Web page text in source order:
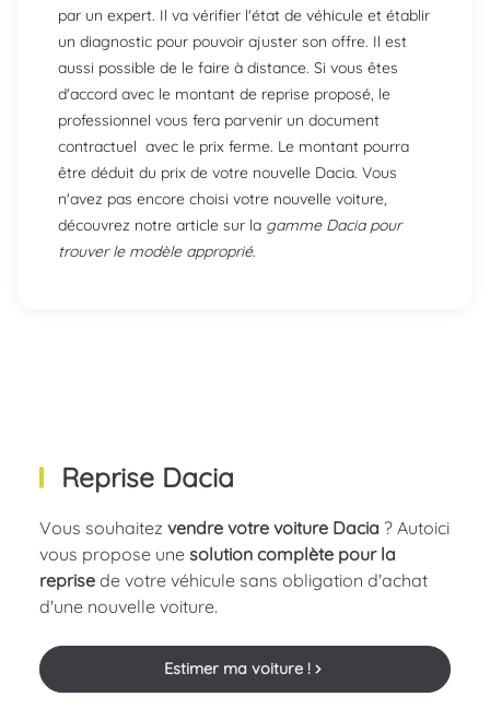
par un expert. Il va vérifier l'état de véhicule et établir
un diagnostic pour pouvoir ajuster son offre. Il est
aussi possible de le faire à distance. Si vous êtes
d'accord avec le montant de reprise proposé, le
professionnel vous fera parvenir un document
contractuel avec le prix ferme. Le montant pourra
être déduit du prix de votre nouvelle Dacia. Vous
n'avez pas encore choisi votre nouvelle voiture,
découvrez notre article sur la gamme Dacia pour
trouver le modèle approprié.
Reprise Dacia
Vous souhaitez vendre votre voiture Dacia ? Autoici
vous propose une solution complète pour la
reprise de votre véhicule sans obligation d'achat
d'une nouvelle voiture.
Estimer ma voiture !